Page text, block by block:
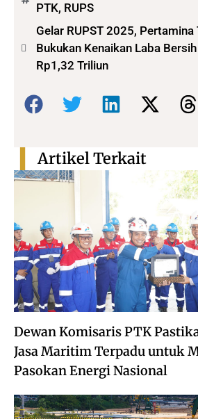
PTK, RUPS
Gelar RUPST 2025,
Bukukan Kenaikan Laba
Rp1,32 Triliun
Bagikan:
Dewan Komisaris PTK
Jasa Maritim Terpadu untuk
Pasokan Energi Nasional
Artikel Terkait